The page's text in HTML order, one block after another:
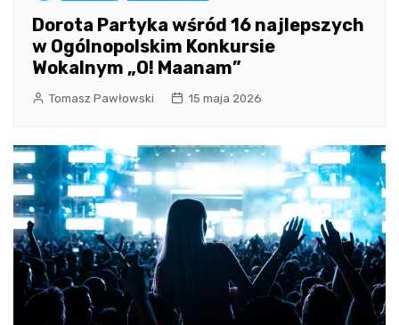
Dorota Partyka wśród 16 najlepszych
w Ogólnopolskim Konkursie
Wokalnym „O! Maanam”
Tomasz Pawłowski 15 maja 2026